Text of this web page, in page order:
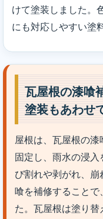
けて塗装しました。
にも対応しやすい塗
瓦屋根の漆喰
塗装もあわせ
屋根は、瓦屋根の
固定し、雨水の浸
び割れや剥がれ、
喰を補修することで
た。瓦屋根は塗り